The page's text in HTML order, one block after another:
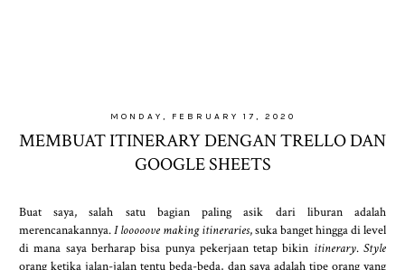
MONDAY, FEBRUARY 17, 2020
MEMBUAT ITINERARY DENGAN TRELLO DAN
GOOGLE SHEETS
Buat saya, salah satu bagian paling asik dari liburan adalah
merencanakannya.I looooove making itineraries, suka banget hingga di level
di mana saya berharap bisa punya pekerjaan tetap bikin itinerary.Style
orang ketika jalan-jalan tentu beda-beda, dan saya adalah tipe orang yang